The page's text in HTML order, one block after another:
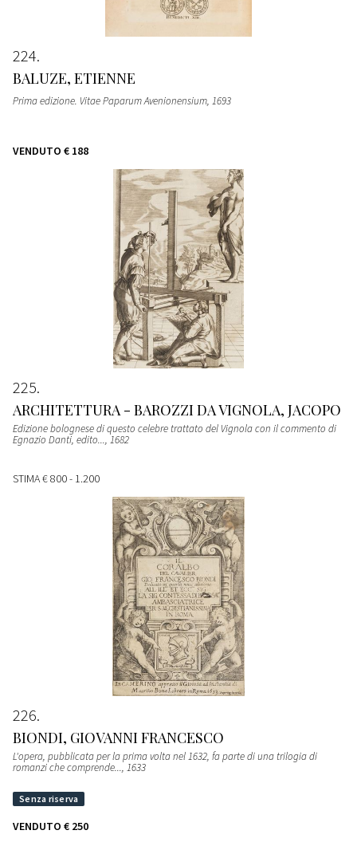
224
BALUZE, ETIENNE
Prima edizione. Vitae Paparum Avenionensium, 1693
VENDUTO € 188
225
ARCHITETTURA - BAROZZI DA VIGNOLA, JACOPO
Edizione bolognese di questo celebre trattato del Vignola con il commento di
Egnazio Danti, edito..., 1682
STIMA€ 800 - 1.200
226
BIONDI, GIOVANNI FRANCESCO
L'opera, pubblicata per la prima volta nel 1632, fa parte di una trilogia di
romanzi che comprende..., 1633
VENDUTO € 250